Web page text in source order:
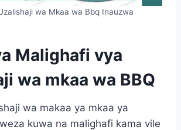
wa Mkaa wa Bbq Inauzwa
Malighafi vya
wa mkaa wa BBQ
wa makaa ya mkaa ya
kuwa na malighafi kama vile